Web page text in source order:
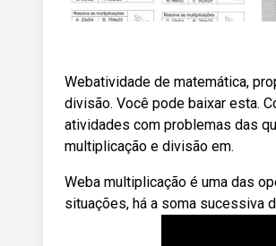
Webatividade de matemática,
divisão. Você pode baixar esta.
atividades com problemas das
multiplicação e divisão em.
Weba multiplicação é uma das
situações, há a soma sucessiva